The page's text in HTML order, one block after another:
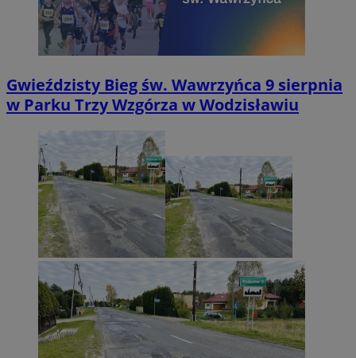
Gwieździsty Bieg św. Wawrzyńca 9 sierpnia
w Parku Trzy Wzgórza w Wodzisławiu